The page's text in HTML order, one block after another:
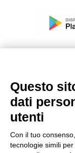
Modello
Condizioni
Questo
dati
utenti
Con il tuo
tecnologie simili